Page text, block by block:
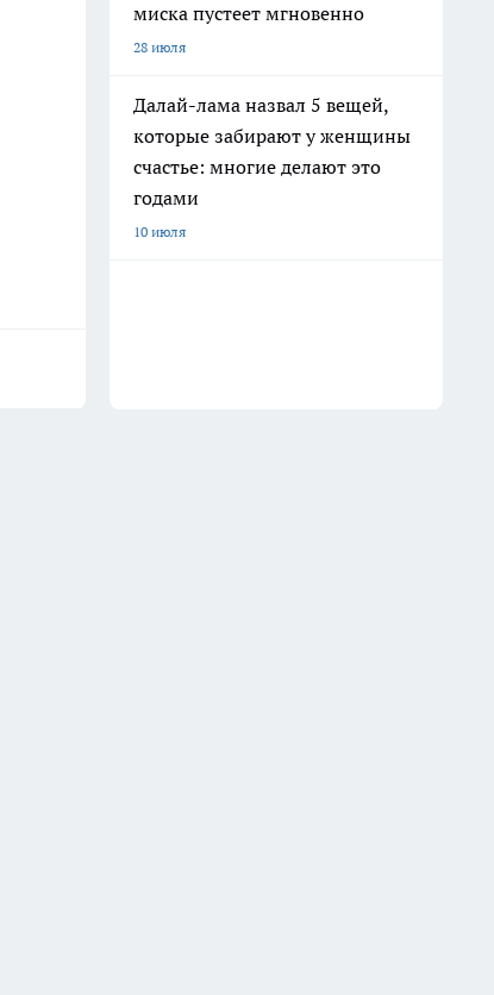
миска пустеет мгновенно
28 июля
Далай-лама назвал 5 вещей,
которые забирают у женщины
счастье: многие делают это
годами
10 июля